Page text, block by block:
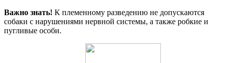
Важно знать! К племенному разведению не допускаются
собаки с нарушениями нервной системы, а также робкие и
пугливые особи.